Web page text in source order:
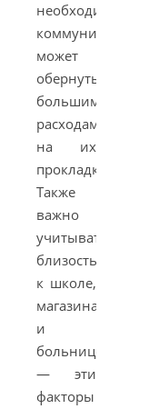
необходимых
коммуникаций,
может
обернуться
большими
расходами
на их
прокладку.
Также
важно
учитывать
близость
к школе,
магазинам
и
больнице
— эти
факторы